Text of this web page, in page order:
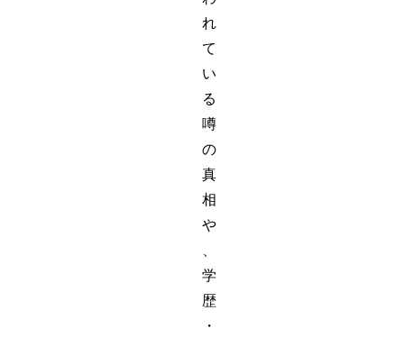
れ
て
い
る
噂
の
真
相
や
学
歴
・